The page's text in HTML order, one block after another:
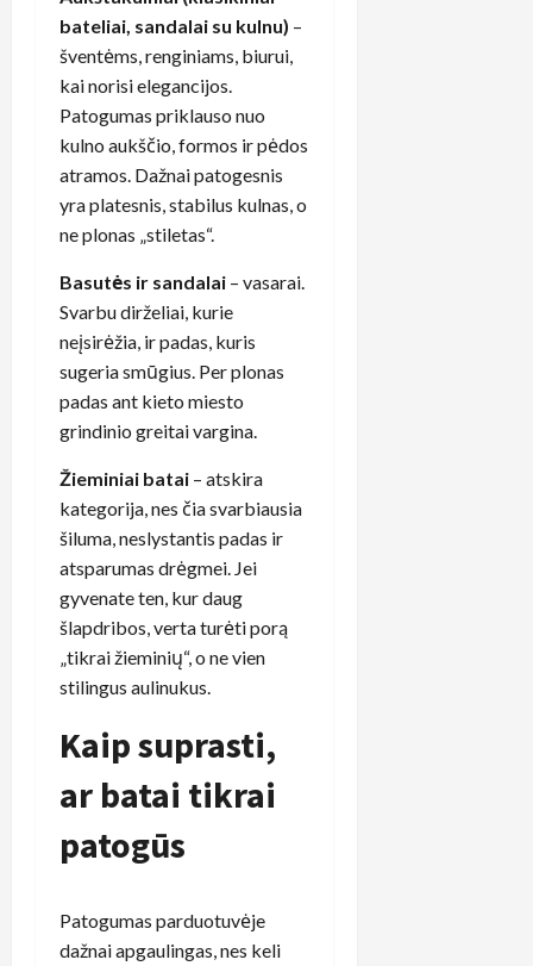
bateliai, sandalai su kulnu) –
šventėms, renginiams, biurui,
kai norisi elegancijos.
Patogumas priklauso nuo
kulno aukščio, formos ir pėdos
atramos. Dažnai patogesnis
yra platesnis, stabilus kulnas, o
ne plonas „stiletas“.
Basutės ir sandalai – vasarai.
Svarbu dirželiai, kurie
neįsirėžia, ir padas, kuris
sugeria smūgius. Per plonas
padas ant kieto miesto
grindinio greitai vargina.
Žieminiai batai – atskira
kategorija, nes čia svarbiausia
šiluma, neslystantis padas ir
atsparumas drėgmei. Jei
gyvenate ten, kur daug
šlapdribos, verta turėti porą
„tikrai žieminių“, o ne vien
stilingus aulinukus.
Kaip suprasti,
ar batai tikrai
patogūs
Patogumas parduotuvėje
dažnai apgaulingas, nes keli